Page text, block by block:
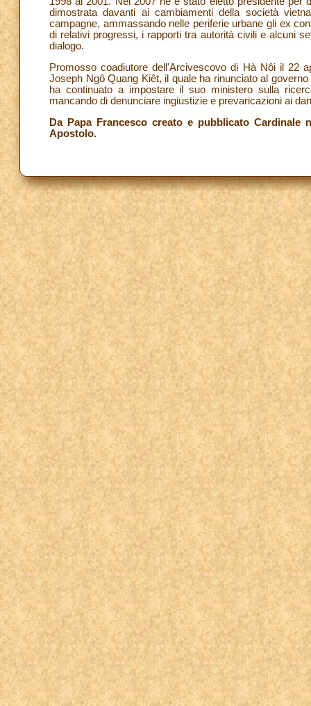
dimostrata davanti ai cambiamenti della società
campagne, ammassando nelle periferie urbane gli ex
di relativi progressi, i rapporti tra autorità civili e alcuni
dialogo.
Promosso coadiutore dell'Arcivescovo di Hà Nôi il 22
Joseph Ngô Quang Kiêt, il quale ha rinunciato al
ha continuato a impostare il suo ministero sulla
mancando di denunciare ingiustizie e prevaricazioni ai
Da Papa Francesco creato e pubblicato
Apostolo.